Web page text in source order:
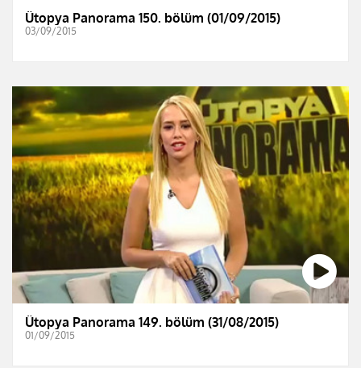
Ütopya Panorama 150. bölüm (01/09/2015)
03/09/2015
Ütopya Panorama 149. bölüm (31/08/2015)
01/09/2015